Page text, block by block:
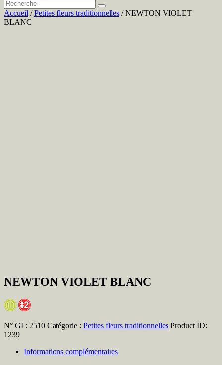
Accueil /Petites fleurs traditionnelles / NEWTON VIOLET
BLANC
NEWTON VIOLET BLANC
N° GI : 2510 Catégorie : Petites fleurs traditionnelles Product ID:
1239
Informations complémentaires